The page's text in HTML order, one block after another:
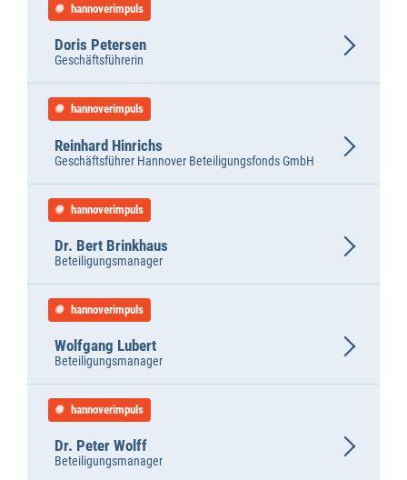
hannoverimpuls
Geschäftsführerin
Doris Petersen
hannoverimpuls
Geschäftsführer Hannover Beteiligungsfonds GmbH
Reinhard Hinrichs
hannoverimpuls
Beteiligungsmanager
Dr. Bert Brinkhaus
hannoverimpuls
Beteiligungsmanager
Wolfgang Lubert
hannoverimpuls
Beteiligungsmanager
Dr. Peter Wolff